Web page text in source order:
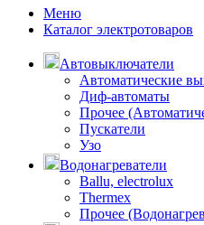
Меню
Каталог электротоваров
Автовыключатели
Автоматические
Диф-автоматы
Прочее
Пускатели
Узо
Водонагреватели
Ballu, electrolux
Thermex
Прочее